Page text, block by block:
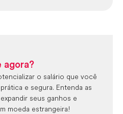
agora?
o salário que você
e segura. Entenda as
seus ganhos e
moeda estrangeira!